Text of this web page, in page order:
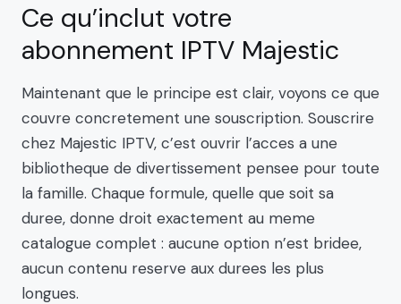
Ce qu’inclut votre
abonnement IPTV Majestic
Maintenant que le principe est clair, voyons ce que
couvre concretement une souscription. Souscrire
chez Majestic IPTV, c’est ouvrir l’acces a une
bibliotheque de divertissement pensee pour toute
la famille. Chaque formule, quelle que soit sa
duree, donne droit exactement au meme
catalogue complet : aucune option n’est bridee,
aucun contenu reserve aux durees les plus
longues.